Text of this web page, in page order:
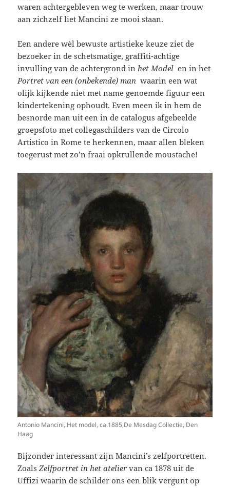
waren achtergebleven weg te werken, maar trouw
aan zichzelf liet Mancini ze mooi staan.
Een andere wèl bewuste artistieke keuze ziet de
bezoeker in de schetsmatige, graffiti-achtige
invulling van de achtergrond in het Model en in het
Portret van een (onbekende) man waarin een wat
olijk kijkende niet met name genoemde figuur een
kindertekening ophoudt. Even meen ik in hem de
besnorde man uit een in de catalogus afgebeelde
groepsfoto met collegaschilders van de Circolo
Artistico in Rome te herkennen, maar allen bleken
toegerust met zo’n fraai opkrullende moustache!
Antonio Mancini, Het model, ca.1885,De Mesdag Collectie, Den
Haag
Bijzonder interessant zijn Mancini’s zelfportretten.
ZoalsZelfportret in het atelier van ca 1878 uit de
Uffizi waarin de schilder ons een blik vergunt op